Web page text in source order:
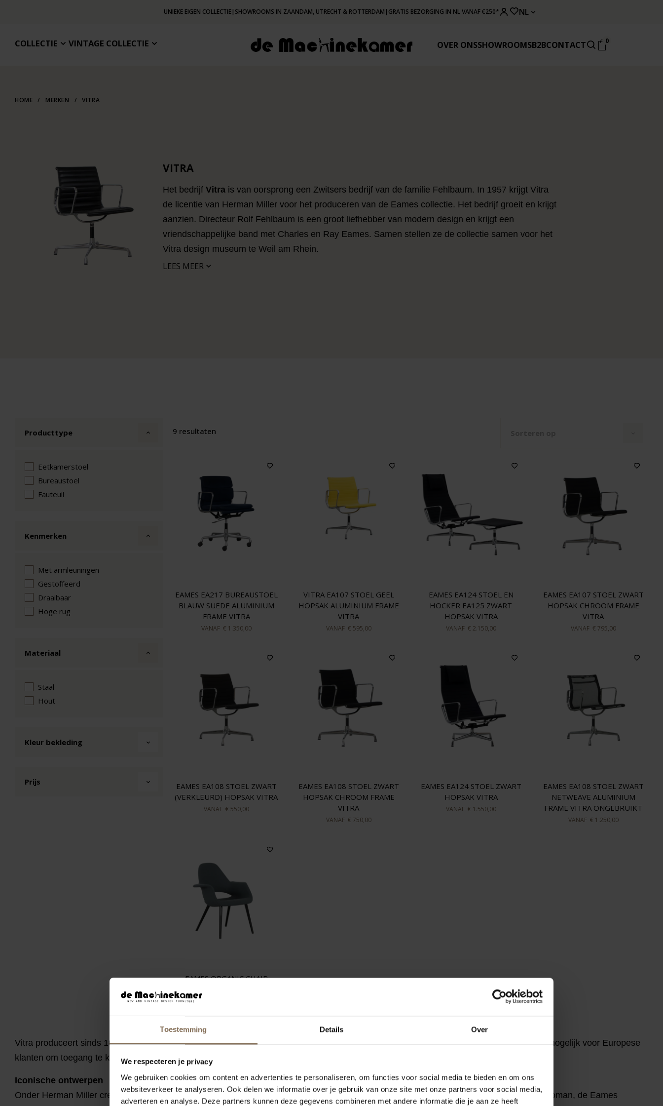
Toestemming Details Over
We respecteren je privacy
We gebruiken cookies om content en advertenties te personaliseren, om functies voor social media te bieden en om ons
websiteverkeer te analyseren. Ook delen we informatie over je gebruik van onze site met onze partners voor social media,
adverteren en analyse. Deze partners kunnen deze gegevens combineren met andere informatie die je aan ze heeft
UNIEKE EIGEN COLLECTIE| SHOWROOMS IN ZAANDAM, UTRECHT & ROTTERDAM | GRATIS BEZORGING IN NL VANAF €250* NL
COLLECTIE VINTAGE COLLECTIE OVER ONSSHOWROOMSB2BCONTACT 0
HOME / MERKEN / VITRA
VITRA
Het bedrijf Vitra is van oorsprong een Zwitsers bedrijf van de familie Fehlbaum. In 1957 krijgt Vitra
de licentie van Herman Miller voor het produceren van de Eames collectie. Het bedrijf groeit en krijgt
aanzien. Directeur Rolf Fehlbaum is een groot liefhebber van modern design en krijgt een
vriendschappelijke band met Charles en Ray Eames. Samen stellen ze de collectie samen voor het
Vitra design museum te Weil am Rhein.
LEES MEER
Producttype
Eetkamerstoel
Bureaustoel
Fauteuil
Kenmerken
Met armleuningen
Gestoffeerd
Draaibaar
Hoge rug
Materiaal
Staal
Hout
Kleur bekleding
Prijs
9 resultaten
EAMES EA217 BUREAUSTOEL
BLAUW SUEDE ALUMINIUM
FRAME VITRA
VANAF € 1.350,00
VITRA EA107 STOEL GEEL
HOPSAK ALUMINIUM FRAME
VITRA
VANAF € 595,00
EAMES EA124 STOEL EN
HOCKER EA125 ZWART
HOPSAK VITRA
VANAF € 2.150,00
EAMES EA107 STOEL ZWART
HOPSAK CHROOM FRAME
VITRA
VANAF € 795,00
EAMES EA108 STOEL ZWART
(VERKLEURD) HOPSAK VITRA
VANAF € 550,00
EAMES EA108 STOEL ZWART
HOPSAK CHROOM FRAME
VITRA
VANAF € 750,00
EAMES EA124 STOEL ZWART
HOPSAK VITRA
VANAF € 1.550,00
EAMES EA108 STOEL ZWART
NETWEAVE ALUMINIUM
FRAME VITRA ONGEBRUIKT
VANAF € 1.250,00
EAMES ORGANIC CHAIR
€ 1.075,00
Vitra produceert sinds 1957 de ontwerpen van Charles en Ray Eames voor de Europese markt. Deze licentieovereenkomst maakte het mogelijk voor Europese
klanten om toegang te krijgen tot de beroemde ontwerpen die oorspronkelijk door Herman Miller in de VS werden geproduceerd.
Iconische ontwerpen
Onder Herman Miller creëerdenCharles en Ray Eamesenkele van hun meest iconische stukken, zoals de Eames Lounge Chair and Ottoman, de Eames